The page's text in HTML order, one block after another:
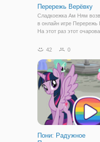
Перережь Верёвку
Сладкоежка Ам Ням
в онлайн игре Перережь
На этот раз этот
себя новое
можно больше конфет,
42 0
Пони: Радужное